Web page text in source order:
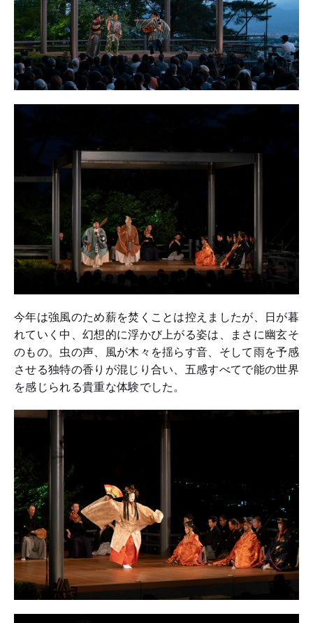
今年は強風のため薪を焚くことは控えましたが、日が暮
れていく中、幻想的に浮かび上がる姿は、まさに幽玄そ
のもの。虫の声、風が木々を揺らす音、そして雨を予感
させる独特の香りが混じり合い、五感すべてで能の世界
を感じられる貴重な体験でした。